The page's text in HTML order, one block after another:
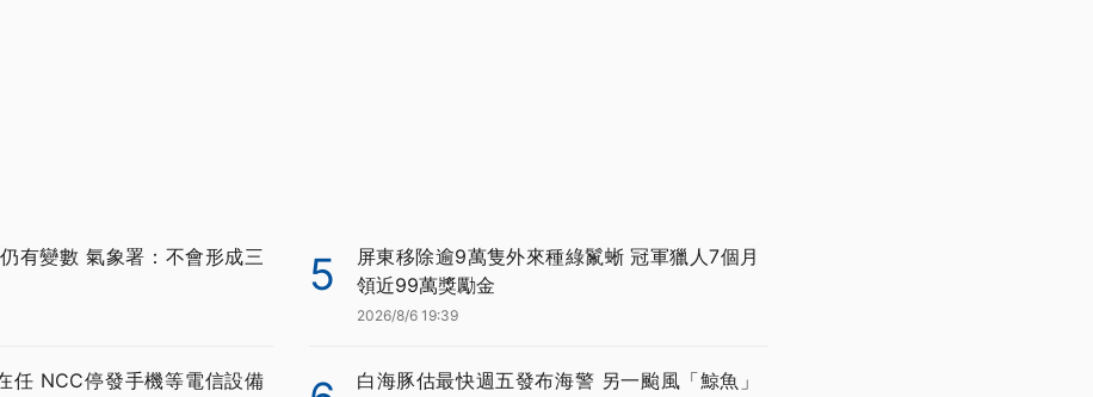
有變數 氣象署：不會形成三
任 NCC停發手機等電信設備
5
屏東移除逾9萬隻外來種綠鬣蜥 冠軍獵人7個月
領近99萬獎勵金
2026/8/6 19:39
白海豚估最快週五發布海警 另一颱風「鯨魚」